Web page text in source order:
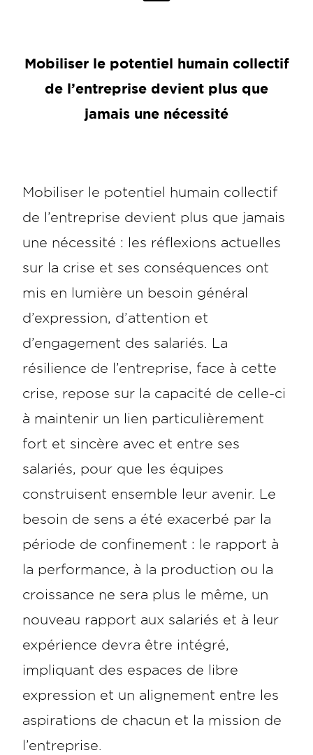
Mobiliser le potentiel humain collectif
de l’entreprise devient plus que
jamais une nécessité
Mobiliser le potentiel humain collectif
de l’entreprise devient plus que jamais
une nécessité : les réflexions actuelles
sur la crise et ses conséquences ont
mis en lumière un besoin général
d’expression, d’attention et
d’engagement des salariés. La
résilience de l’entreprise, face à cette
crise, repose sur la capacité de celle-ci
à maintenir un lien particulièrement
fort et sincère avec et entre ses
salariés, pour que les équipes
construisent ensemble leur avenir. Le
besoin de sens a été exacerbé par la
période de confinement : le rapport à
la performance, à la production ou la
croissance ne sera plus le même, un
nouveau rapport aux salariés et à leur
expérience devra être intégré,
impliquant des espaces de libre
expression et un alignement entre les
aspirations de chacun et la mission de
l’entreprise.